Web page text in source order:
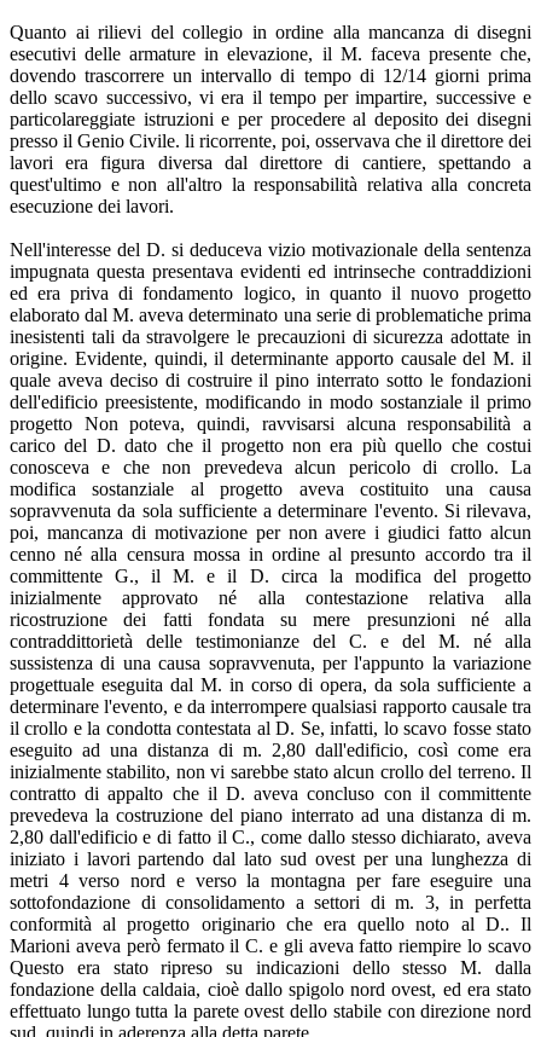
Quanto ai rilievi del collegio in ordine alla mancanza di disegni
esecutivi delle armature in elevazione, il M. faceva presente che,
dovendo trascorrere un intervallo di tempo di 12/14 giorni prima
dello scavo successivo, vi era il tempo per impartire, successive e
particolareggiate istruzioni e per procedere al deposito dei disegni
presso il Genio Civile. li ricorrente, poi, osservava che il direttore dei
lavori era figura diversa dal direttore di cantiere, spettando a
quest'ultimo e non all'altro la responsabilità relativa alla concreta
esecuzione dei lavori.
Nell'interesse del D. si deduceva vizio motivazionale della sentenza
impugnata questa presentava evidenti ed intrinseche contraddizioni
ed era priva di fondamento logico, in quanto il nuovo progetto
elaborato dal M. aveva determinato una serie di problematiche prima
inesistenti tali da stravolgere le precauzioni di sicurezza adottate in
origine. Evidente, quindi, il determinante apporto causale del M. il
quale aveva deciso di costruire il pino interrato sotto le fondazioni
dell'edificio preesistente, modificando in modo sostanziale il primo
progetto Non poteva, quindi, ravvisarsi alcuna responsabilità a
carico del D. dato che il progetto non era più quello che costui
conosceva e che non prevedeva alcun pericolo di crollo. La
modifica sostanziale al progetto aveva costituito una causa
sopravvenuta da sola sufficiente a determinare l'evento. Si rilevava,
poi, mancanza di motivazione per non avere i giudici fatto alcun
cenno né alla censura mossa in ordine al presunto accordo tra il
committente G., il M. e il D. circa la modifica del progetto
inizialmente approvato né alla contestazione relativa alla
ricostruzione dei fatti fondata su mere presunzioni né alla
contraddittorietà delle testimonianze del C. e del M. né alla
sussistenza di una causa sopravvenuta, per l'appunto la variazione
progettuale eseguita dal M. in corso di opera, da sola sufficiente a
determinare l'evento, e da interrompere qualsiasi rapporto causale tra
il crollo e la condotta contestata al D. Se, infatti, lo scavo fosse stato
eseguito ad una distanza di m. 2,80 dall'edificio, così come era
inizialmente stabilito, non vi sarebbe stato alcun crollo del terreno. Il
contratto di appalto che il D. aveva concluso con il committente
prevedeva la costruzione del piano interrato ad una distanza di m.
2,80 dall'edificio e di fatto il C., come dallo stesso dichiarato, aveva
iniziato i lavori partendo dal lato sud ovest per una lunghezza di
metri 4 verso nord e verso la montagna per fare eseguire una
sottofondazione di consolidamento a settori di m. 3, in perfetta
conformità al progetto originario che era quello noto al D.. Il
Marioni aveva però fermato il C. e gli aveva fatto riempire lo scavo
Questo era stato ripreso su indicazioni dello stesso M. dalla
fondazione della caldaia, cioè dallo spigolo nord ovest, ed era stato
effettuato lungo tutta la parete ovest dello stabile con direzione nord
sud, quindi in aderenza alla detta parete.